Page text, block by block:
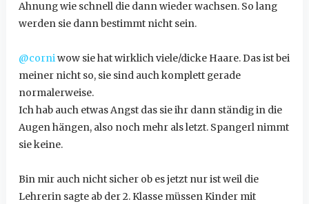
Ahnung wie schnell die dann wieder wachsen. So lang
werden sie dann bestimmt nicht sein.
@corniwow sie hat wirklich viele/dicke Haare. Das ist bei
meiner nicht so, sie sind auch komplett gerade
normalerweise.
Ich hab auch etwas Angst das sie ihr dann ständig in die
Augen hängen, also noch mehr als letzt. Spangerl nimmt
sie keine.
Bin mir auch nicht sicher ob es jetzt nur ist weil die
Lehrerin sagte ab der 2. Klasse müssen Kinder mit